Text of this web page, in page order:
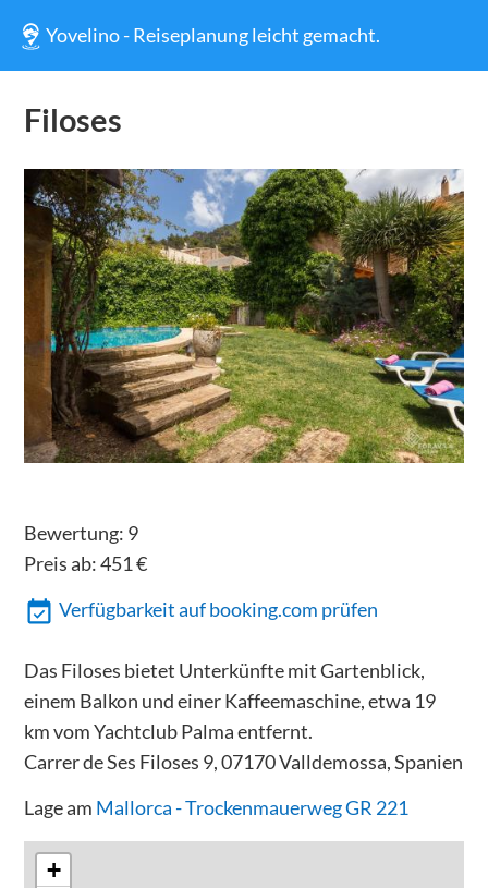
Yovelino - Reiseplanung leicht gemacht.
Filoses
Bewertung: 9
Preis ab:451€
Verfügbarkeit auf booking.com prüfen
Das Filoses bietet Unterkünfte mit Gartenblick,
einem Balkon und einer Kaffeemaschine, etwa 19
km vom Yachtclub Palma entfernt.
Carrer de Ses Filoses 9, 07170 Valldemossa, Spanien
Lage am Mallorca - Trockenmauerweg GR 221
+